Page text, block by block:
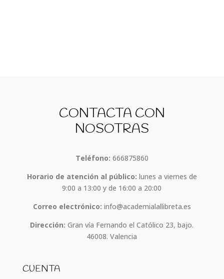
CONTACTA CON
NOSOTRAS
Teléfono: 666875860
Horario de atención al público: lunes a viernes de
9:00 a 13:00 y de 16:00 a 20:00
Correo electrónico: info@academialallibreta.es
Dirección: Gran vía Fernando el Católico 23, bajo.
46008. Valencia
CUENTA